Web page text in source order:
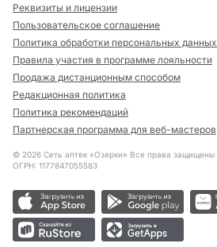
Реквизиты и лицензии
Пользовательское соглашение
Политика обработки персональных данных
Правила участия в программе лояльности
Продажа дистанционным способом
Редакционная политика
Политика рекомендаций
Партнерская программа для веб-мастеров
© 2026 Сеть аптек «Озерки» Все права защищены
ОГРН: 1177847055583